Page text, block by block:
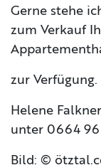
Gerne stehe
zum Verkauf
zur
Helene
unter 0664 96
Bild: ©